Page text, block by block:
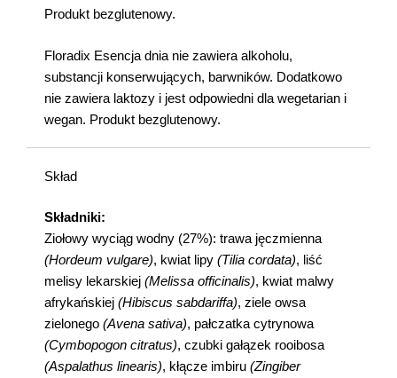
Produkt bezglutenowy.
Floradix Esencja dnia nie zawiera alkoholu,
substancji konserwujących, barwników. Dodatkowo
nie zawiera laktozy i jest odpowiedni dla wegetarian i
wegan. Produkt bezglutenowy.
Skład
Składniki:
Ziołowy wyciąg wodny (27%): trawa jęczmienna
(Hordeum vulgare), kwiat lipy (Tilia cordata), liść
melisy lekarskiej (Melissa officinalis), kwiat malwy
afrykańskiej (Hibiscus sabdariffa), ziele owsa
zielonego (Avena sativa), pałczatka cytrynowa
(Cymbopogon citratus), czubki gałązek rooibosa
(Aspalathus linearis), kłącze imbiru (Zingiber